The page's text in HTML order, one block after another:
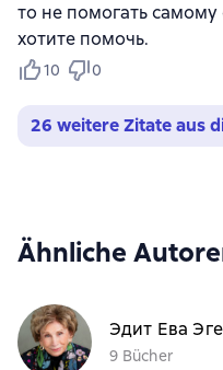
то не помогать
хотите помочь.
10 0
26 weitere Zitate aus
Ähnliche
Эдит Ева
9 Bücher